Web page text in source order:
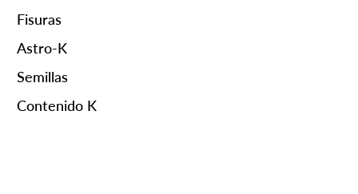
Fisuras
Astro-K
Semillas
Contenido K